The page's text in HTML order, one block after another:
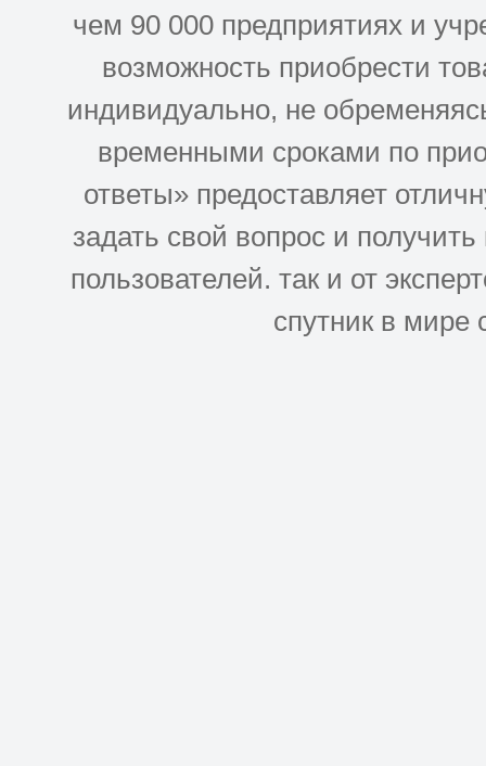
чем 90 000 предприятиях и
возможность приобрести
индивидуально, не
временными сроками по
ответы» предоставляет
задать свой вопрос и
пользователей. так и от
спутник в